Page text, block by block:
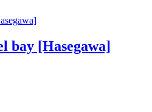
bay [Hasegawa]